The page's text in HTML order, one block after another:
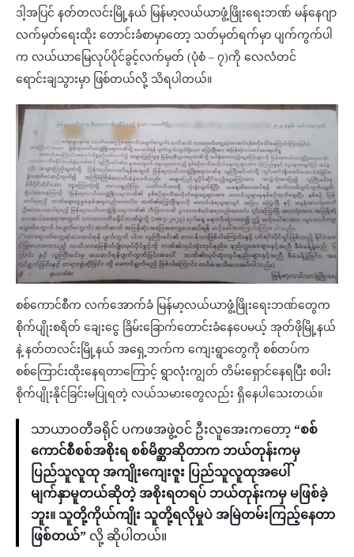
ဒါ့အပြင် နတ်တလင်းမြို့နယ် မြန်မာ့လယ်ယာဖွံ့ဖြိုးရေးဘဏ် မန်နေဂျာ
လက်မှတ်ရေးထိုး တောင်းခံစာမှာတော့ သတ်မှတ်ရက်မှာ ပျက်ကွက်ပါ
က လယ်ယာမြေလုပ်ပိုင်ခွင့်လက်မှတ် (ပုံစံ – ၇)ကို လေလံတင်
ရောင်းချသွားမှာ ဖြစ်တယ်လို့ သိရပါတယ်။
စစ်ကောင်စီက လက်အောက်ခံ မြန်မာ့လယ်ယာဖွံ့ဖြိုးရေးဘဏ်တွေက
စိုက်ပျိုးစရိတ် ချေးငွေ ခြိမ်းခြောက်တောင်းခံနေပေမယ့် အုတ်ဖိုမြို့နယ်
နဲ့ နတ်တလင်းမြို့နယ် အရှေ့ဘက်က ကျေးရွာတွေကို စစ်တပ်က
စစ်ကြောင်းထိုးနေရတာကြောင့် ရွာလုံးကျွတ် တိမ်းရှောင်နေရပြီး စပါး
စိုက်ပျိုးနိုင်ခြင်းမပြုရတဲ့ လယ်သမားတွေလည်း ရှိနေပါသေးတယ်။
သာယာဝတီခရိုင် ပကဖအဖွဲ့ဝင် ဦးလူအေးကတော့ “စစ်
ကောင်စီစစ်အစိုးရ စစ်မိစ္ဆာဆိုတာက ဘယ်တုန်းကမှ
ပြည်သူလူထု အကျိုးကျေးဇူး ပြည်သူလူထုအပေါ်
မျက်နှာမူတယ်ဆိုတဲ့ အစိုးရတရပ် ဘယ်တုန်းကမှ မဖြစ်ခဲ့
ဘူး။ သူတို့ကိုယ်ကျိုး သူတို့ရလိုမှုပဲ အမြဲတမ်းကြည့်နေတာ
ဖြစ်တယ်” လို့ ဆိုပါတယ်။